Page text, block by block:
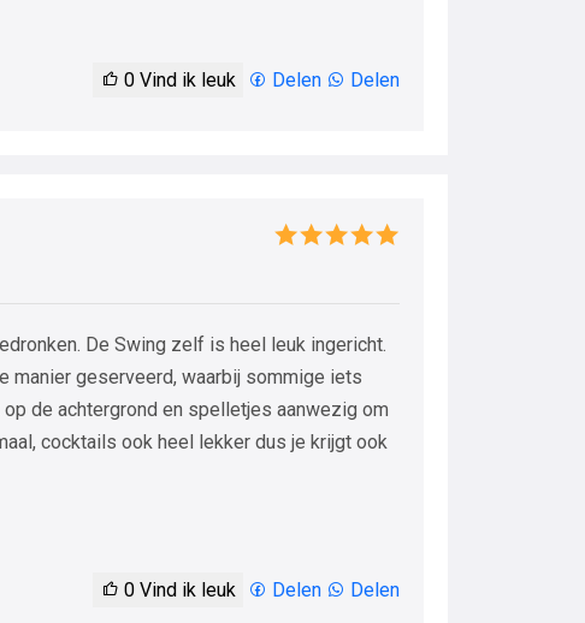
0 Vind ik leuk Delen Delen
De Swing zelf is heel leuk ingericht.
manier geserveerd, waarbij sommige iets
de achtergrond en spelletjes aanwezig om
cocktails ook heel lekker dus je krijgt ook
0 Vind ik leuk Delen Delen